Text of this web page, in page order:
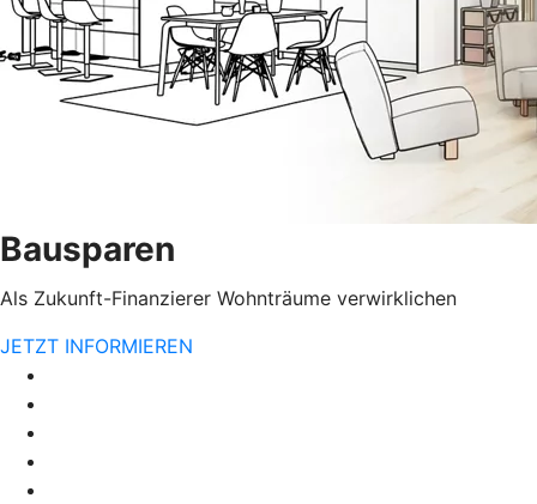
Bausparen
Als Zukunft-Finanzierer Wohnträume verwirklichen
JETZT INFORMIEREN